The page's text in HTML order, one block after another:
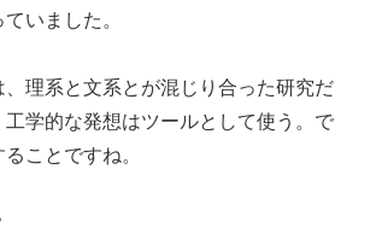
いました。
理系と文系とが混じり合った研究だ
学的な発想はツールとして使う。で
ことですね。